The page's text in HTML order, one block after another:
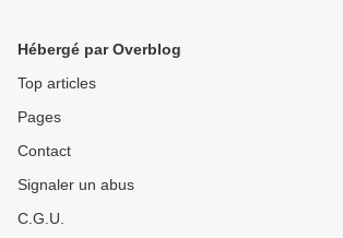
Hébergé par Overblog
Top articles
Pages
Contact
Signaler un abus
C.G.U.